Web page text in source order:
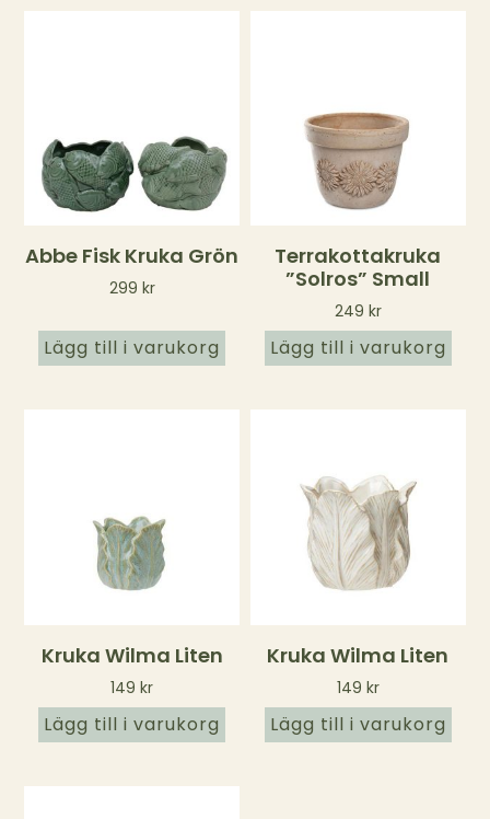
Abbe Fisk Kruka Grön
299 kr
Lägg till i varukorg
Terrakottakruka
”Solros” Small
249 kr
Lägg till i varukorg
Kruka Wilma Liten
149kr
Lägg till i varukorg
Kruka Wilma Liten
149 kr
Lägg till i varukorg